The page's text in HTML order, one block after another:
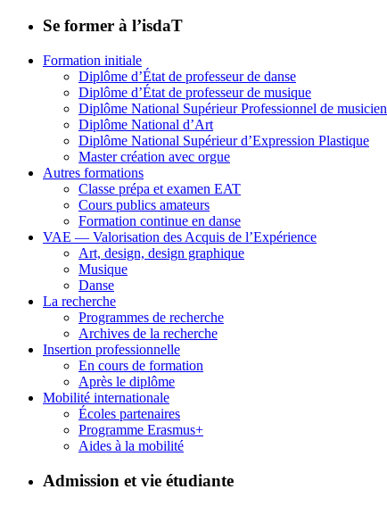
Se former à l’isdaT
Formation initiale
Diplôme d’État de professeur de danse
Diplôme d’État de professeur de musique
Diplôme National Supérieur Professionnel de musicien
Diplôme National d’Art
Diplôme National Supérieur d’Expression Plastique
Master création avec orgue
Autres formations
Classe prépa et examen EAT
Cours publics amateurs
Formation continue en danse
VAE — Valorisation des Acquis de l’Expérience
Art, design, design graphique
Musique
Danse
La recherche
Programmes de recherche
Archives de la recherche
Insertion professionnelle
En cours de formation
Après le diplôme
Mobilité internationale
Écoles partenaires
Programme Erasmus+
Aides à la mobilité
Admission et vie étudiante